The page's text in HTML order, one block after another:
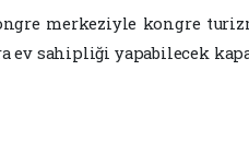
merkeziyle kongre
ev sahipliği yapabilecek